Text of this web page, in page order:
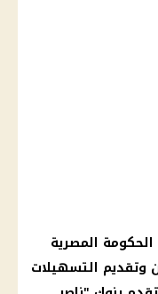
المصرية
وتقديم التسهيلات